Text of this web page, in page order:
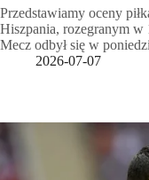
Przedstawiamy oceny
Hiszpania, rozegranym w
Mecz odbył się w
2026-07-07